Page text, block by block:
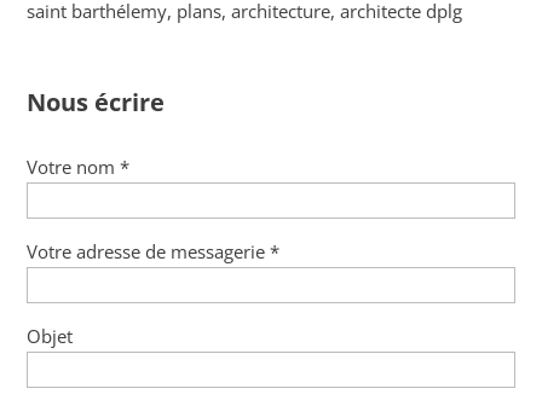
saint barthélemy, plans, architecture, architecte dplg
Nous écrire
Votre nom *
Votre adresse de messagerie *
Objet